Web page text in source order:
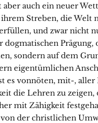
auch ein neuer
Streben, die Welt
und zwar nicht
dogmatischen Prägung,
sondern auf dem
eigentümlichen
es vonnöten, mit-, aller
die Lehren zu zeigen,
mit Zähigkeit
von der christlichen